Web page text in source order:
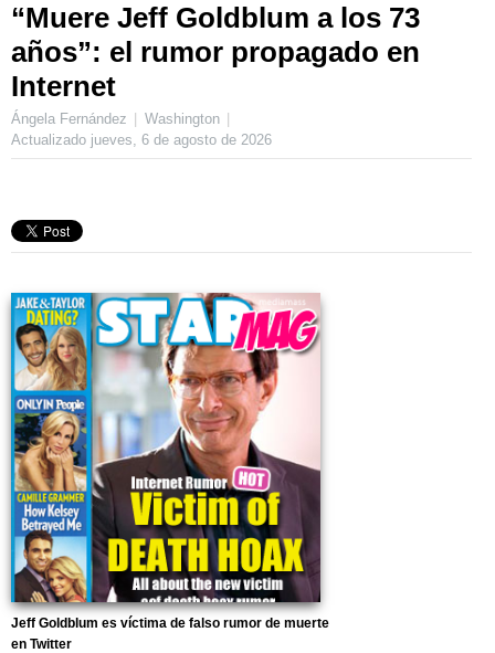
“Muere Jeff Goldblum a los 73
años”: el rumor propagado en
Internet
Ángela Fernández
Washington
Actualizado jueves, 6 de agosto de 2026
Jeff Goldblum es víctima de falso rumor de muerte
en Twitter